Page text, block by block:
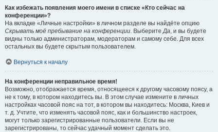
Как избежать появления моего имени в списке «Кто сейчас на
конференции»?
На вкладке «Личные настройки» в личном разделе вы найдёте опцию
Скрывать моё пребывание на конференции. ВыберитеДа, и вы будете
видны только администраторам, модераторам и самому себе. Для всех
остальных вы будете скрытым пользователем.
Вернуться к началу
На конференции неправильное время!
Возможно, отображается время, относящееся к другому часовому поясу, а
не к тому, в котором находитесь вы. В этом случае измените в личных
настройках часовой пояс на тот, в котором вы находитесь: Москва, Киев и
т. д. Учтите, что изменять часовой пояс, как и большинство настроек,
могут только зарегистрированные пользователи. Если вы не
зарегистрированы, то сейчас удачный момент сделать это.